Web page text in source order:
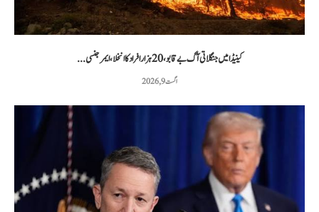
کینیڈا میں جنگلاتی آگ بے قابو، 20 ہزار افراد کا انخلا، ایمرجنسی...
اگست 9, 2026